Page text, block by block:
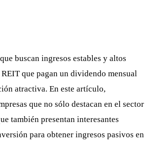
buscan ingresos estables y altos
que pagan un dividendo mensual
atractiva. En este artículo,
que no sólo destacan en el sector
también presentan interesantes
para obtener ingresos pasivos en